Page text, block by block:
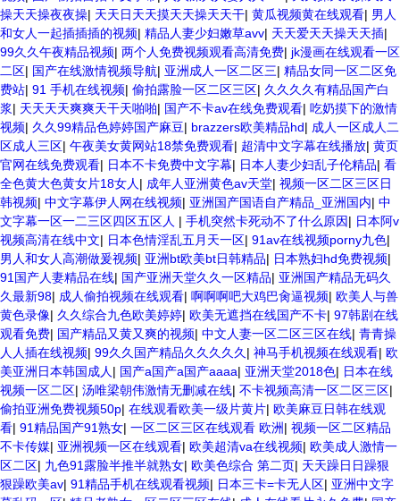
操天天操夜夜操| 天天日天天摸天天操天天干| 黄瓜视频黄在线观看| 男人
和女人一起插插插的视频| 精品人妻少妇嫩草avv| 天天爱天天操天天插|
99久久午夜精品视频| 两个人免费视频观看高清免费| jk漫画在线观看一区
二区| 国产在线激情视频导航| 亚洲成人一区二区三| 精品女同一区二区免
费站| 91 手机在线视频| 偷拍露脸一区二区三区| 久久久久有精品国产白
浆| 天天天天爽爽天干天啪啪| 国产不卡av在线免费观看| 吃奶摸下的激情
视频| 久久99精品色婷婷国产麻豆| brazzers欧美精品hd| 成人一区成人二
区成人三区| 午夜美女黄网站18禁免费观看| 超清中文字幕在线播放| 黄页
官网在线免费观看| 日本不卡免费中文字幕| 日本人妻少妇乱子伦精品| 看
全色黄大色黄女片18女人 | 成年人亚洲黄色av天堂| 视频一区二区三区日
韩视频| 中文字幕伊人网在线视频| 亚洲国产国语自产精品_亚洲国内| 中
文字幕一区一二三区四区五区人 | 手机突然卡死动不了什么原因| 日本阿v
视频高清在线中文| 日本色情淫乱五月天一区| 91av在线视频porny九色|
男人和女人高潮做爰视频| 亚洲bt欧美bt日韩精品| 日本熟妇hd免费视频|
91国产人妻精品在线| 国产亚洲天堂久久一区精品| 亚洲国产精品无码久
久最新98| 成人偷拍视频在线观看| 啊啊啊吧大鸡巴肏逼视频| 欧美人与兽
黄色录像| 久久综合九色欧美婷婷| 欧美无遮挡在线国产不卡| 97韩剧在线
观看免费| 国产精品又黄又爽的视频| 中文人妻一区二区三区在线| 青青操
人人插在线视频| 99久久国产精品久久久久久 | 神马手机视频在线观看| 欧
美亚洲日本韩国成人 | 国产a国产a国产aaaa| 亚洲天堂2018色| 日本在线
视频一区二区| 汤唯梁朝伟激情无删减在线| 不卡视频高清一区二区三区|
偷拍亚洲免费视频50p| 在线观看欧美一级片黄片| 欧美麻豆日韩在线观
看| 91精品国产91熟女| 一区二区三区在线观看 欧洲| 视频一区二区精品
不卡传媒| 亚洲视频一区在线观看| 欧美超清va在线视频| 欧美成人激情一
区二区| 九色91露脸半推半就熟女| 欧美色综合 第二页| 天天躁日日躁狠
狠躁欧美av| 91精品手机在线观看视频| 日本三卡=卡无人区| 亚洲中文字